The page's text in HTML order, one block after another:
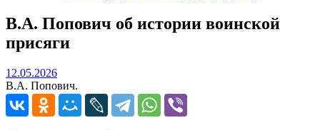
В.А. Попович об истории воинской
присяги
12.05.202612.05.2026
В.А. Попович.